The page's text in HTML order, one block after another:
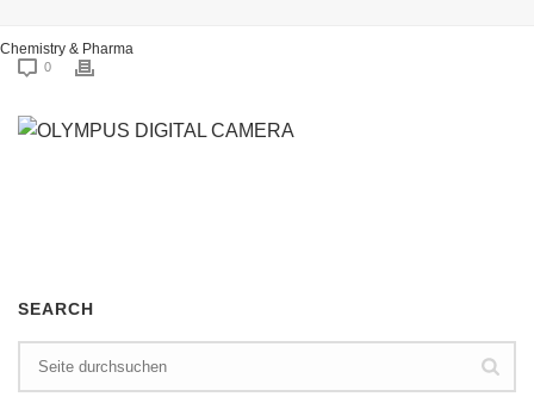
0
SEARCH